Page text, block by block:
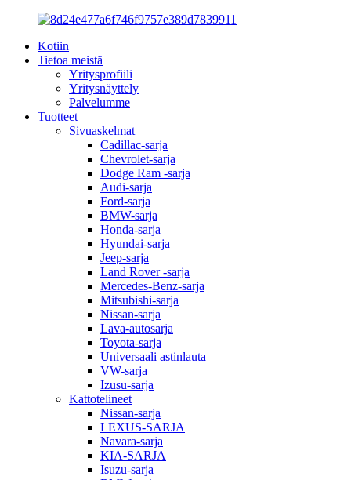
Kotiin
Tietoa meistä
Yritysprofiili
Yritysnäyttely
Palvelumme
Tuotteet
Sivuaskelmat
Cadillac-sarja
Chevrolet-sarja
Dodge Ram -sarja
Audi-sarja
Ford-sarja
BMW-sarja
Honda-sarja
Hyundai-sarja
Jeep-sarja
Land Rover -sarja
Mercedes-Benz-sarja
Mitsubishi-sarja
Nissan-sarja
Lava-autosarja
Toyota-sarja
Universaali astinlauta
VW-sarja
Izusu-sarja
Kattotelineet
Nissan-sarja
LEXUS-SARJA
Navara-sarja
KIA-SARJA
Isuzu-sarja